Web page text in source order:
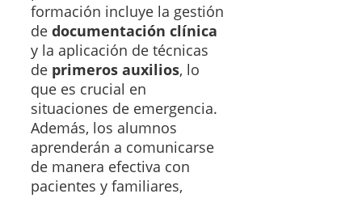
formación incluye la gestión
de documentación clínica
y la aplicación de técnicas
de primeros auxilios, lo
que es crucial en
situaciones de emergencia.
Además, los alumnos
aprenderán a comunicarse
de manera efectiva con
pacientes y familiares,